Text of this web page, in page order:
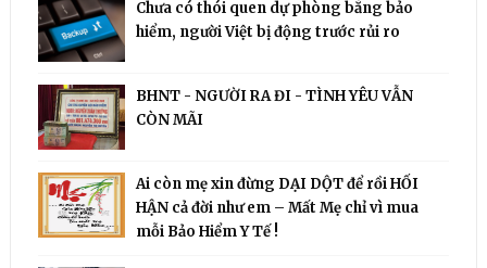
Chưa có thói quen dự phòng bằng bảo
hiểm, người Việt bị động trước rủi ro
BHNT - NGƯỜI RA ĐI - TÌNH YÊU VẪN
CÒN MÃI
Ai còn mẹ xin đừng DẠI DỘT để rồi HỐI
HẬN cả đời như em – Mất Mẹ chỉ vì mua
mỗi Bảo Hiểm Y Tế !